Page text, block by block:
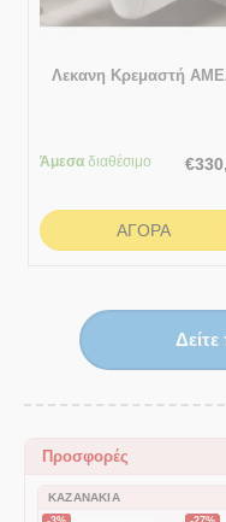
Λεκανη Κρεμαστή
Άμεσα διαθέσιμο €
ΑΓΟΡΆ
Προσφορές
ΚΑΖΑΝΆΚΙΑ